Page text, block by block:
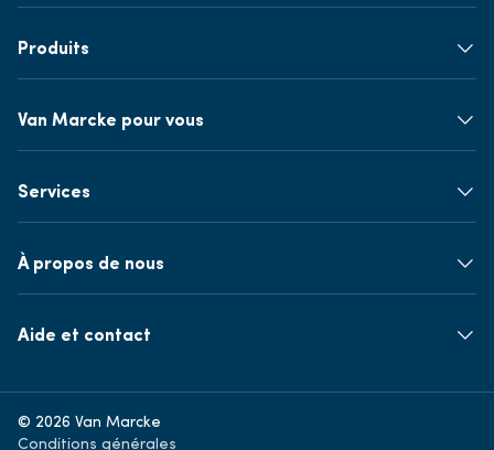
Produits
Van Marcke pour vous
Services
À propos de nous
Aide et contact
© 2026 Van Marcke
Conditions générales